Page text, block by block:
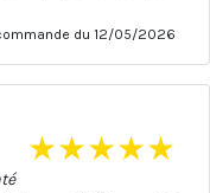
du 12/05/2026
★★★★★